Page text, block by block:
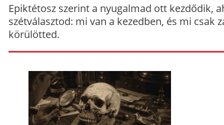
Epiktétosz szerint a nyugalmad ott kezdődik,
szétválasztod: mi van a kezedben, és mi csak
körülötted.